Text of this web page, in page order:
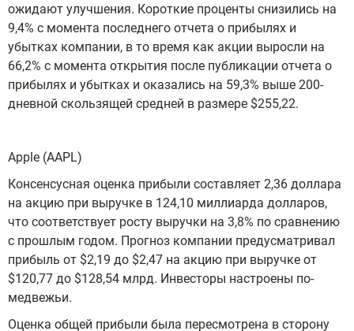
ожидают улучшения. Короткие проценты снизились на
9,4% с момента последнего отчета о прибылях и
убытках компании, в то время как акции выросли на
66,2% с момента открытия после публикации отчета о
прибылях и убытках и оказались на 59,3% выше 200-
дневной скользящей средней в размере $255,22.
Apple (AAPL)
Консенсусная оценка прибыли составляет 2,36 доллара
на акцию при выручке в 124,10 миллиарда долларов,
что соответствует росту выручки на 3,8% по сравнению
с прошлым годом. Прогноз компании предусматривал
прибыль от $2,19 до $2,47 на акцию при выручке от
$120,77 до $128,54 млрд. Инвесторы настроены по-
медвежьи.
Оценка общей прибыли была пересмотрена в сторону